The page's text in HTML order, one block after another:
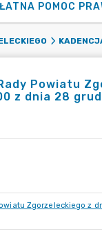
POMOC
Powiatu
z dnia 28
Zgorzeleckiego z